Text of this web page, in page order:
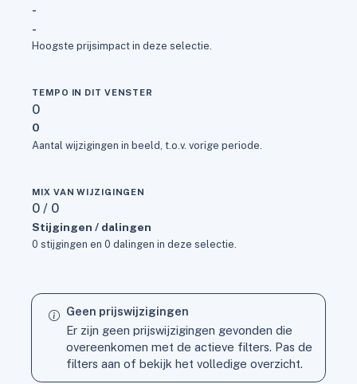
-
-
Hoogste prijsimpact in deze selectie.
TEMPO IN DIT VENSTER
0
0
Aantal wijzigingen in beeld, t.o.v. vorige periode.
MIX VAN WIJZIGINGEN
0 / 0
Stijgingen / dalingen
0 stijgingen en 0 dalingen in deze selectie.
Geen prijswijzigingen
Er zijn geen prijswijzigingen gevonden die
overeenkomen met de actieve filters. Pas de
filters aan of bekijk het volledige overzicht.